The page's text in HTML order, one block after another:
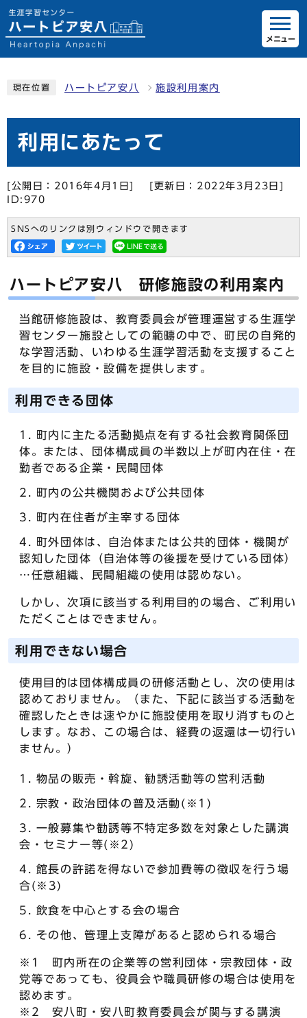
メニュー
現在位置 ハートピア安八 施設利用案内
利用にあたって
[公開日：2016年4月1日]
[更新日：2022年3月23日]
ID:970
SNSへのリンクは別ウィンドウで開きます
ハートピア安八 研修施設の利用案内
当館研修施設は、教育委員会が管理運営する生涯学
習センター施設としての範疇の中で、町民の自発的
な学習活動、いわゆる生涯学習活動を支援すること
を目的に施設・設備を提供します。
利用できる団体
町内に主たる活動拠点を有する社会教育関係団
体。または、団体構成員の半数以上が町内在住・在
勤者である企業・民間団体
町内の公共機関および公共団体
町内在住者が主宰する団体
町外団体は、自治体または公共的団体・機関が
認知した団体（自治体等の後援を受けている団体）
…任意組織、民間組織の使用は認めない。
しかし、次項に該当する利用目的の場合、ご利用い
ただくことはできません。
利用できない場合
使用目的は団体構成員の研修活動とし、次の使用は
認めておりません。（また、下記に該当する活動を
確認したときは速やかに施設使用を取り消すものと
します。なお、この場合は、経費の返還は一切行い
ません。）
物品の販売・斡旋、勧誘活動等の営利活動
宗教・政治団体の普及活動(※1)
一般募集や勧誘等不特定多数を対象とした講演
会・セミナー等(※2)
館長の許諾を得ないで参加費等の徴収を行う場
合(※3)
飲食を中心とする会の場合
その他、管理上支障があると認められる場合
※1 町内所在の企業等の営利団体・宗教団体・政
党等であっても、役員会や職員研修の場合は使用を
認めます。
※2 安八町・安八町教育委員会が関与する講演